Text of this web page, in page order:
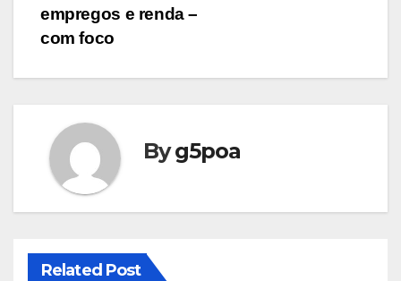
empregos e renda –
com foco
Byg5poa
Related Post